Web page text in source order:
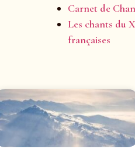
Carnet de
Les chants du
françaises